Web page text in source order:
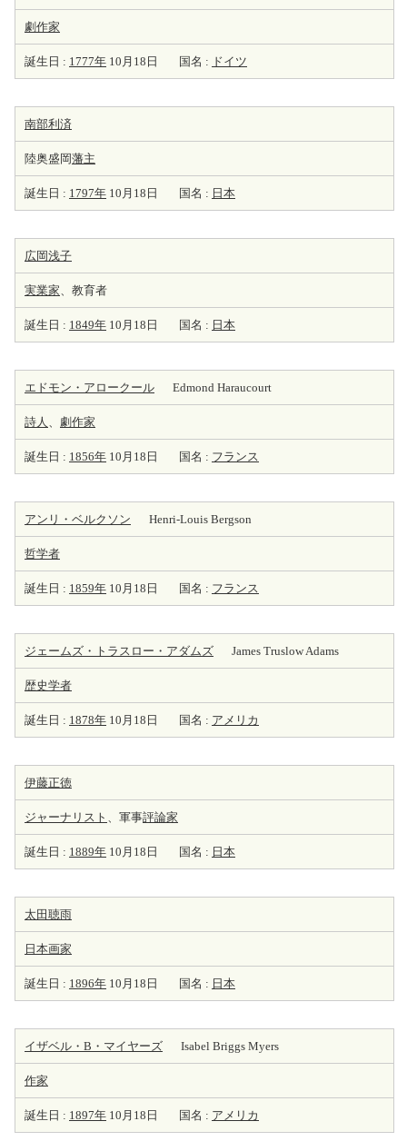
劇 作家
誕生日 : 1777年 10月18日 国名 : ドイツ
南部利済
陸奥盛岡藩主
誕生日 : 1797年 10月18日 国名 : 日本
広岡浅子
実業家、教育者
誕生日 : 1849年 10月18日 国名 : 日本
エドモン・アロークール Edmond Haraucourt
詩人 、 劇 作家
誕生日 : 1856年 10月18日 国名 : フランス
アンリ・ベルクソン Henri-Louis Bergson
哲学者
誕生日 : 1859年 10月18日 国名 : フランス
ジェームズ・トラスロー・アダムズ James Truslow Adams
歴史学者
誕生日 : 1878年 10月18日 国名 : アメリカ
伊藤正徳
ジャーナリスト 、軍事評論家
誕生日 : 1889年 10月18日 国名 : 日本
太田聴雨
日本画家
誕生日 : 1896年 10月18日 国名 : 日本
イザベル・B・マイヤーズ Isabel Briggs Myers
作家
誕生日 : 1897年 10月18日 国名 : アメリカ